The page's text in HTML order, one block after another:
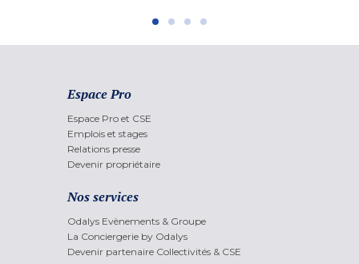
Espace Pro
Espace Pro et CSE
Emplois et stages
Relations presse
Devenir propriétaire
Nos services
Odalys Evènements & Groupe
La Conciergerie by Odalys
Devenir partenaire Collectivités & CSE